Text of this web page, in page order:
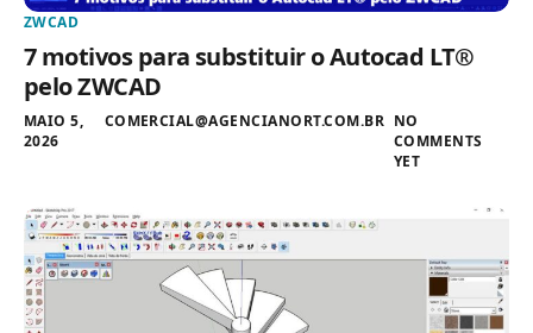
ZWCAD
7 motivos para substituir o Autocad LT®
pelo ZWCAD
MAIO 5,
2026
COMERCIAL@AGENCIANORT.COM.BR NO
COMMENTS
YET